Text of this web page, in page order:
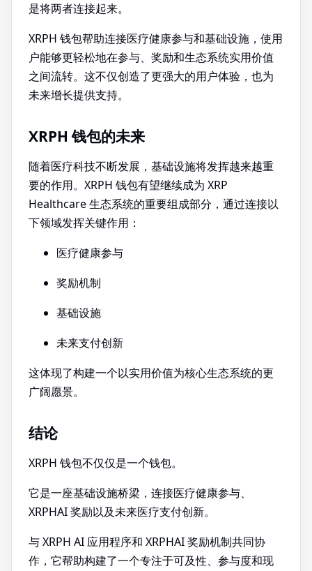
是将两者连接起来。
XRPH 钱包帮助连接医疗健康参与和基础设施，使用
户能够更轻松地在参与、奖励和生态系统实用价值
之间流转。这不仅创造了更强大的用户体验，也为
未来增长提供支持。
XRPH 钱包的未来
随着医疗科技不断发展，基础设施将发挥越来越重
要的作用。XRPH 钱包有望继续成为 XRP
Healthcare 生态系统的重要组成部分，通过连接以
下领域发挥关键作用：
医疗健康参与
奖励机制
基础设施
未来支付创新
这体现了构建一个以实用价值为核心生态系统的更
广阔愿景。
结论
XRPH 钱包不仅仅是一个钱包。
它是一座基础设施桥梁，连接医疗健康参与、
XRPHAI 奖励以及未来医疗支付创新。
与 XRPH AI 应用程序和 XRPHAI 奖励机制共同协
作，它帮助构建了一个专注于可及性、参与度和现